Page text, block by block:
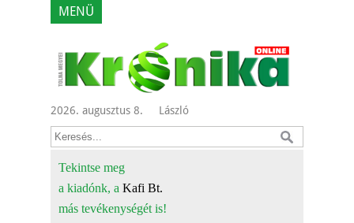
MENÜ
2026. augusztus 8. László
Tekintse meg
a kiadónk, a Kafi Bt.
más tevékenységét is!